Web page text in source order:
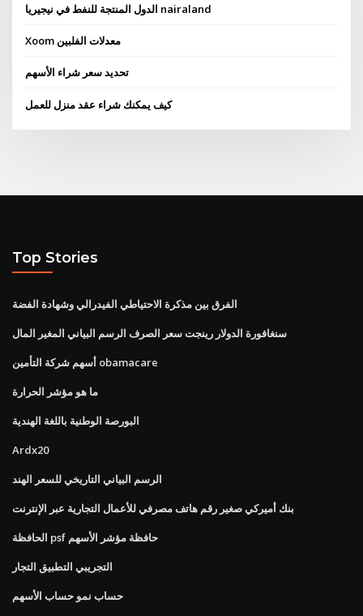
الدول المنتجة للنفط في نيجيريا nairaland
Xoom معدلات الفلبين
تحديد سعر شراء الأسهم
كيف يمكنك شراء عقد منزل للعمل
Top Stories
الفرق بين مذكرة الاحتياطي الفيدرالي وشهادة الفضة
سنغافورة الدولار رينجت سعر الصرف الرسم البياني المغير المال
أسهم شركة التأمين obamacare
ما هو مؤشر الحرارة
البورصة الوطنية باللغة الهندية
Ardx20
الرسم البياني التاريخي للسعر الهند
بنك أميركي صغير رقم هاتف مصرفي للأعمال التجارية عبر الإنترنت
الحافظة psf حافظة مؤشر الأسهم
التجريبي التطبيق التجار
حساب نمو حساب الأسهم